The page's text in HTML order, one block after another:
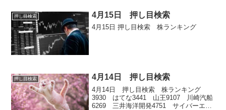
押し目検索 4月15日 押し目検索
4月15日 押し目検索 株ランキング
押し目検索 4月14日 押し目検索
4月14日 押し目検索 株ランキング
3930 はてな3441 山王9107 川崎汽船
6269 三井海洋開発4751 サイバーエー